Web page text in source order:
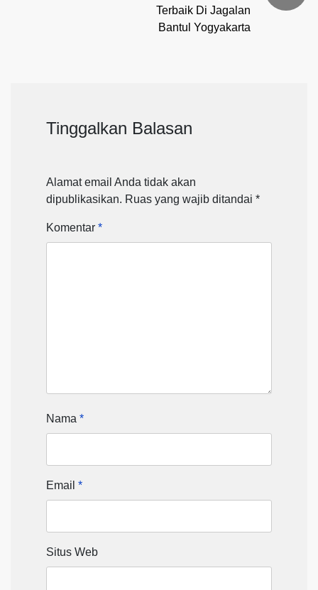
Terbaik Di Jagalan
Bantul Yogyakarta
Tinggalkan Balasan
Alamat email Anda tidak akan
dipublikasikan. Ruas yang wajib ditandai *
Komentar *
Nama *
Email *
Situs Web